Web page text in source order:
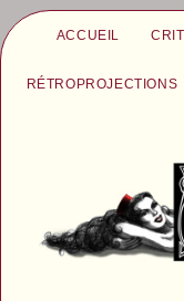
ACCUEIL
RÉTROPROJECTIONS